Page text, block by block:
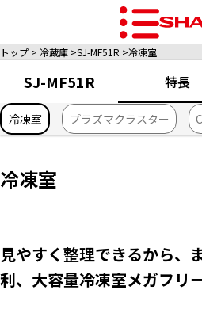
トップ 冷蔵庫 SJ-MF51R 冷凍室
SJ-MF51R 特長
冷凍室 プラズマクラスター
冷凍室
見やすく整理できるから、
利、大容量冷凍室メガフリ